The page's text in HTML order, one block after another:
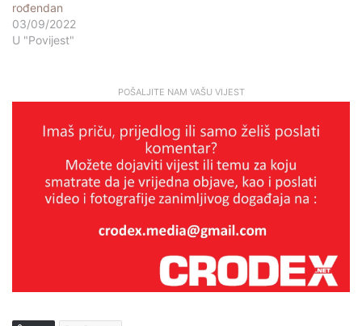
rođendan
03/09/2022
U "Povijest"
POŠALJITE NAM VAŠU VIJEST